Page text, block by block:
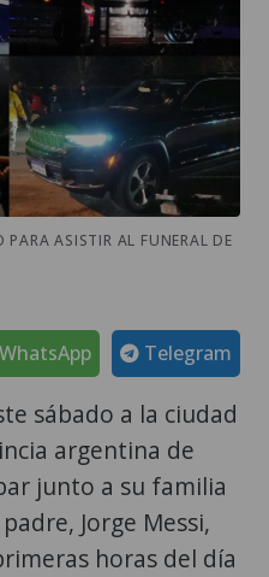
PARA ASISTIR AL FUNERAL DE
Telegram
sábado a la ciudad
argentina de
junto a su familia
Jorge Messi,
horas del día